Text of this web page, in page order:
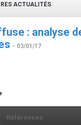
ACTUALITÉS
: analyse
- 03/01/17
Références